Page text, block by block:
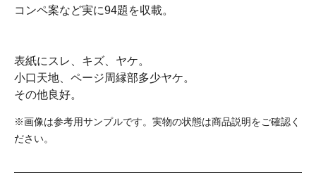
コンペ案など実に94題を収載。
表紙にスレ、キズ、ヤケ。
小口天地、ページ周縁部多少ヤケ。
その他良好。
※画像は参考用サンプルです。実物の状態は商品説明をご確認く
ださい。